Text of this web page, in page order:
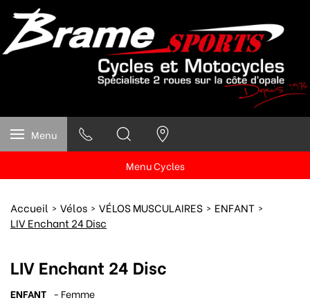
Menu
Menu Cycles
Accueil Vélos VÉLOS MUSCULAIRES
ENFANT
LIV Enchant 24 Disc
LIV Enchant 24 Disc
ENFANT - Femme